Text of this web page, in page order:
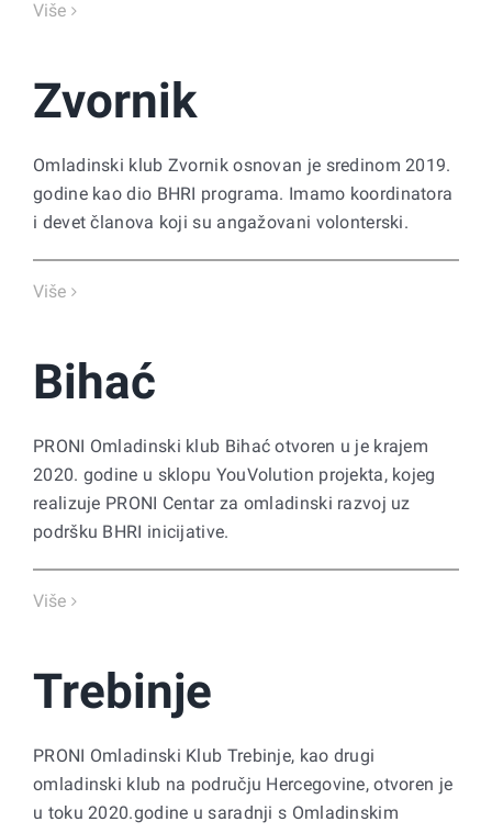
Više
Zvornik
Omladinski klub Zvornik osnovan je sredinom 2019.
godine kao dio BHRI programa. Imamo koordinatora
i devet članova koji su angažovani volonterski.
Više
Bihać
PRONI Omladinski klub Bihać otvoren u je krajem
2020. godine u sklopu YouVolution projekta, kojeg
realizuje PRONI Centar za omladinski razvoj uz
podršku BHRI inicijative.
Više
Trebinje
PRONI Omladinski Klub Trebinje, kao drugi
omladinski klub na području Hercegovine, otvoren je
u toku 2020.godine u saradnji s Omladinskim